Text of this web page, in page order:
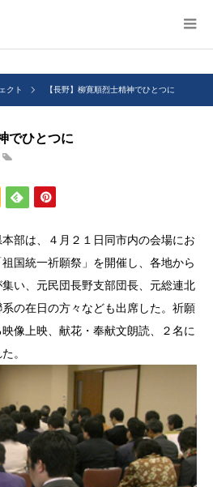
クト 【長野】柳寛順烈士精神でひとつに
でひとつに
部は、４月２１日同市内の会場にお
国統一祈願祭」を開催し、各地から
い、元民団長野支部団長、元総連北
の在日の方々なども出席した。祈願
像上映、献花・奉献文朗読、２名に
。